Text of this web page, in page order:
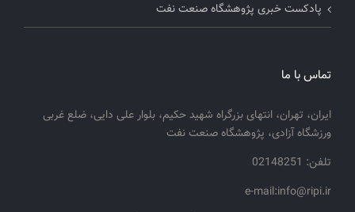
پادکست خبری پژوهشگاه صنعت نفت
تماس با ما
ایران، تهران، انتهای بزرگراه شهید حکیم، بلوار علی دایی، ضلع غربی
ورزشگاه آزادی، پژوهشگاه صنعت نفت
تلفن: 02148251
e-mail:info@ripi.ir